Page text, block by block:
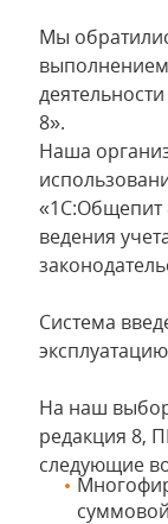
Мы
8».
Наша
«1С:Общепит
ведения
Система
На наш
редакция 8,
следующие